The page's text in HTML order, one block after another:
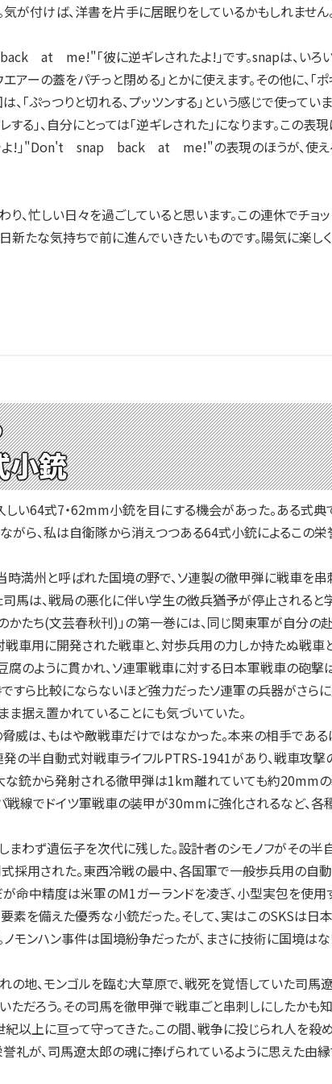
気が付けば、洋書を片手に居眠りをしているかもしれませ
at me!"「彼に逆ギレされたよ!」です。snapは、いろい
アーの蓋をパチっと閉める」とかに使えます。その他に、「
、「ぷっつりと切れる、プッツンする」という感じで使って
、自分にとっては「逆ギレされた」になります。この表
でよ!」"Don't snap back at me!"の表現のほうが、使える
、忙しい日々を過ごしていると思います。この連休でチョ
新たな気持ちで前に進んでいきたいものです。陽気に楽し
小銃
い64式7・62mm小銃を目にする機会があった。ある式
がら、私は自衛隊から消えつつある64式小銃によるこの
時満州と呼ばれた国境の野で、ソ連製の徹甲弾に戦車を串
馬は、戦局の悪化に伴い学生の徴兵猶予が停止されると
かたち(文芸春秋刊)」の第一巻には、同じ関東軍が自分
戦車用に開発された戦車と、対歩兵用の力しか持たぬ戦車
のように貫かれ、ソ連軍戦車に対する日本軍戦車の砲
すら比較にならないほど強力だったソ連軍の兵器がさら
据え置かれていることにも気づいていた。
威は、もはや敵戦車だけではなかった。本来の相手であ
発の半自動式対戦車ライフルPTRS-1941があり、戦車攻
な銃から発射される徹甲弾は1km離れていても約20mm
戦線でドイツ軍戦車の装甲が30mmに強化されるなど、
わず遺伝子を次代に残した。設計者のシモノフがその
採用された。東西冷戦の最中、各国軍で一般歩兵用の
命中精度は米軍のM1ガーランドを凌ぎ、小型実包を使
を備えた優秀な小銃だった。そして、実はこのSKSは
モンハン事件は国境紛争だったが、まさに技術に国境は
地、モンゴルを臨む大草原で、戦死を覚悟していた司馬
いただろう。その司馬を徹甲弾で戦車ごと串刺しにしたか
以上に亘って守ってきた。この間、戦争に投じられ人を殺
礼が、司馬遼太郎の魂に捧げられているように思えた由縁